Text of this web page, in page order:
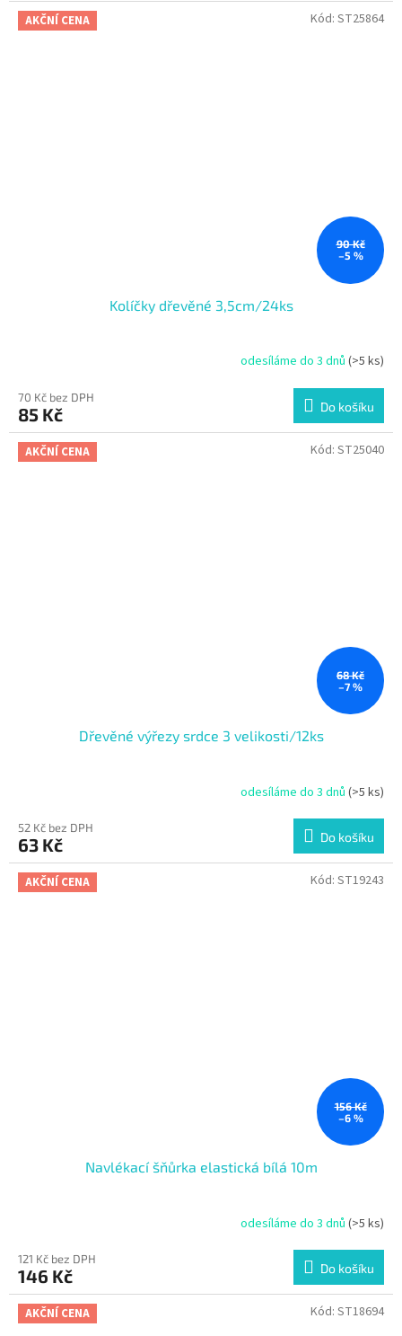
AKČNÍ CENA
90 Kč
–5 %
Kolíčky dřevěné 3,5cm/24ks
odesíláme do 3 dnů (>5 ks)
70 Kč bez DPH
85 Kč Do košíku
Kód: ST25864
AKČNÍ CENA
68 Kč
–7 %
Dřevěné výřezy srdce 3 velikosti/12ks
odesíláme do 3 dnů (>5 ks)
52 Kč bez DPH
63 Kč Do košíku
Kód: ST25040
AKČNÍ CENA
156 Kč
–6 %
Navlékací šňůrka elastická bílá 10m
odesíláme do 3 dnů (>5 ks)
121 Kč bez DPH
146 Kč Do košíku
Kód: ST19243
AKČNÍ CENA Kód: ST18694